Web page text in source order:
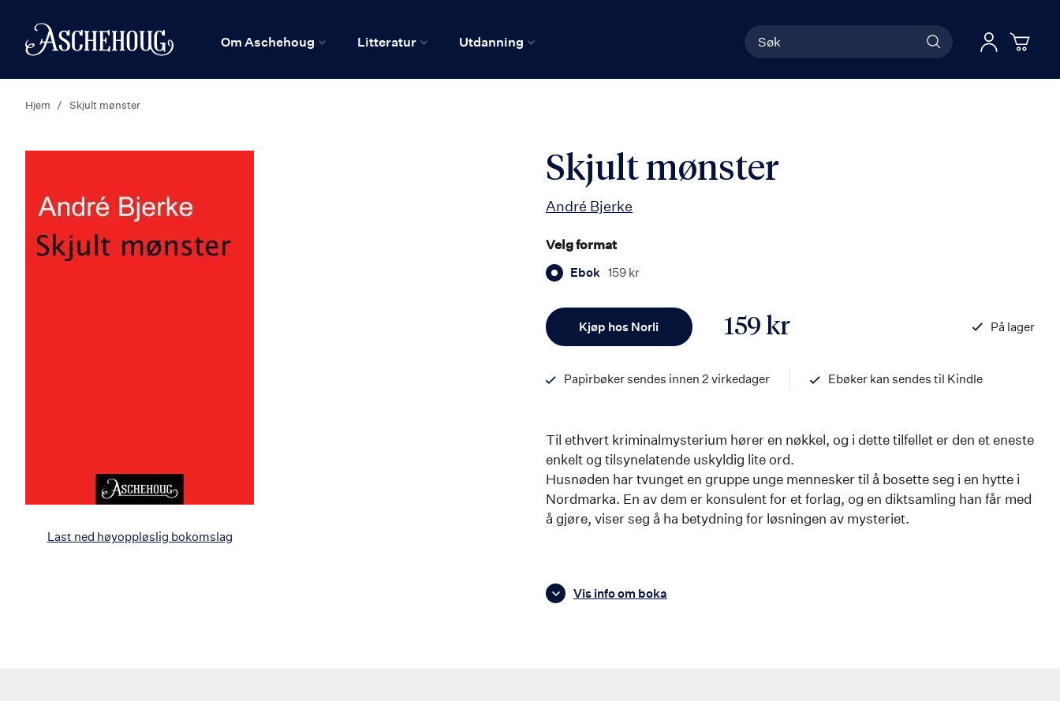
Hjem
Om Aschehoug Litteratur Utdanning
Søk Logg
Hjem Skjult mønster
Last ned høyoppløslig bokomslag
Skjult mønster
André Bjerke
Velg format
Ebok 159 kr
Kjøp hos Norli 159 kr
På lager
Papirbøker sendes innen 2 virkedager
Ebøker kan sendes til Kindle
Til ethvert kriminalmysterium hører en nøkkel, og i dette tilfellet er den et eneste
enkelt og tilsynelatende uskyldig lite ord.
Husnøden har tvunget en gruppe unge mennesker til å bosette seg i en hytte i
Nordmarka. En av dem er konsulent for et forlag, og en diktsamling han får med
å gjøre, viser seg å ha betydning for løsningen av mysteriet.
Vis info om boka